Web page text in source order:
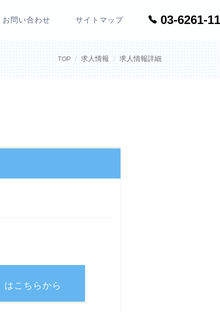
お問い合わせ サイトマップ 03-6261-
TOP 求人情報 求人情報詳細
はこちらから